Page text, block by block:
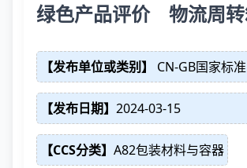
绿色产品评价 物流周
【发布单位或类别】 CN-GB国家标准
【发布日期】 2024-03-15
【CCS分类】 A82包装材料与容器